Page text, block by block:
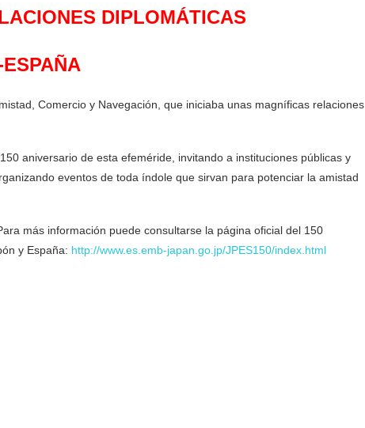
DIPLOMÁTICAS
Comercio y Navegación, que iniciaba unas magníficas relaciones
aniversario de esta efeméride, invitando a instituciones públicas y
eventos de toda índole que sirvan para potenciar la amistad
más información puede consultarse la página oficial del 150
y España: http://www.es.emb-japan.go.jp/JPES150/index.html